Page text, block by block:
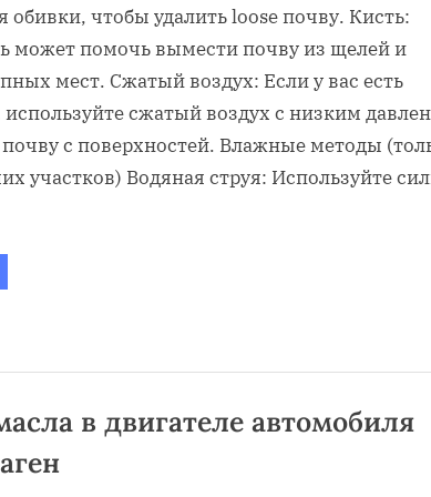
убрать
грунт
кузова
авто
обивки, чтобы удалить loose почву. Кисть:
может помочь вымести почву из щелей и
мест. Сжатый воздух: Если у вас есть
сжатый воздух с низким
с поверхностей. Влажные методы
участков) Водяная струя: Используйте
в двигателе автомобиля